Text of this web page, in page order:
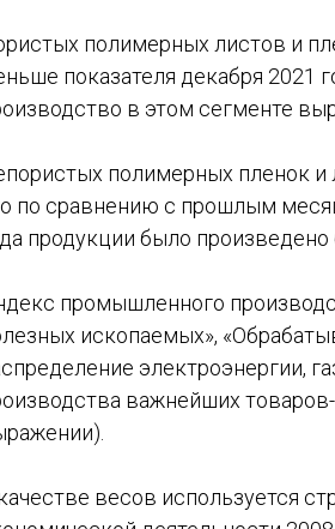
полимерных листов и
показателя декабря 2021
в этом сегменте
полимерных пленок и
по сравнению с прошлым
продукции было произведено
промышленного
ископаемых»,
электроэнергии,
важнейших
весов используется